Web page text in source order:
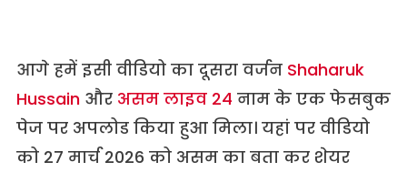
आगे हमें इसी वीडियो का दूसरा वर्जन Shaharuk
Hussainऔर असम लाइव 24 नाम के एक फेसबुक
पेज पर अपलोड किया हुआ मिला। यहां पर वीडियो
को 27 मार्च 2026 को असम का बता कर शेयर